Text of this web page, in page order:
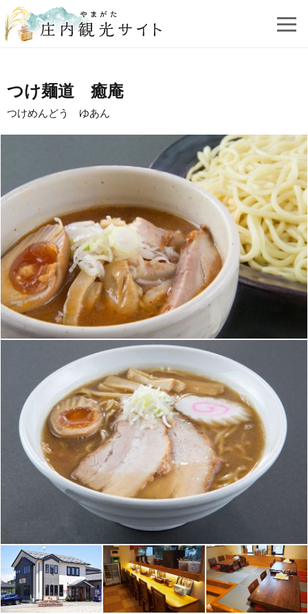
つけ麺道 癒庵
つけめんどう ゆあん